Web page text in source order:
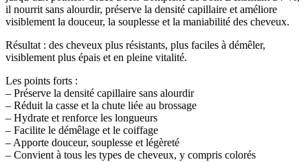
il nourrit sans alourdir, préserve la densité capillaire et améliore
visiblement la douceur, la souplesse et la maniabilité des cheveux.
Résultat : des cheveux plus résistants, plus faciles à démêler,
visiblement plus épais et en pleine vitalité.
Les points forts :
– Préserve la densité capillaire sans alourdir
– Réduit la casse et la chute liée au brossage
– Hydrate et renforce les longueurs
– Facilite le démêlage et le coiffage
– Apporte douceur, souplesse et légèreté
– Convient à tous les types de cheveux, y compris colorés